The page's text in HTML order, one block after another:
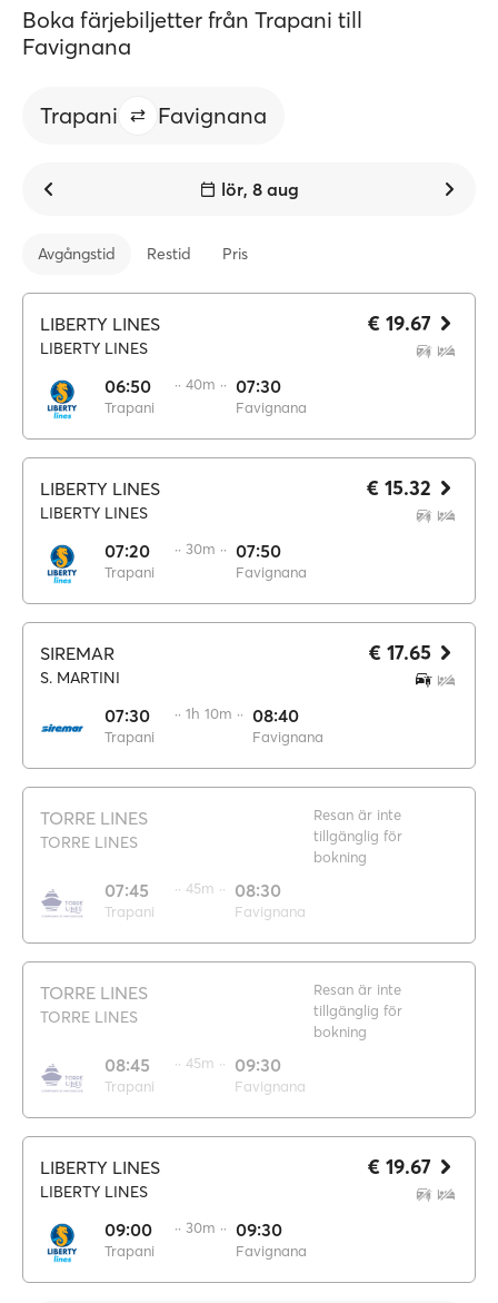
Boka färjebiljetter från Trapani till
Favignana
Trapani Favignana
lör, 8 aug
Avgångstid Restid Pris
LIBERTY LINES
LIBERTY LINES
06:50
Trapani
·· 40m ·· 07:30
Favignana
€ 19.67
LIBERTY LINES
LIBERTY LINES
07:20
Trapani
·· 30m ·· 07:50
Favignana
€ 15.32
SIREMAR
S. MARTINI
07:30
Trapani
·· 1h 10m ·· 08:40
Favignana
€ 17.65
TORRE LINES
TORRE LINES
07:45
Trapani
·· 45m ·· 08:30
Favignana
Resan är inte
tillgänglig för
bokning
TORRE LINES
TORRE LINES
08:45
Trapani
·· 45m ·· 09:30
Favignana
Resan är inte
tillgänglig för
bokning
LIBERTY LINES
LIBERTY LINES
09:00
Trapani
·· 30m ·· 09:30
Favignana
€ 19.67